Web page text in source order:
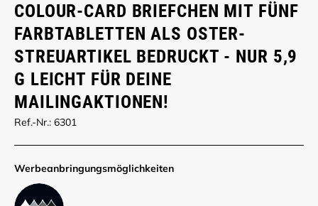
COLOUR-CARD BRIEFCHEN MIT FÜNF
FARBTABLETTEN ALS OSTER-
STREUARTIKEL BEDRUCKT - NUR 5,9
G LEICHT FÜR DEINE
MAILINGAKTIONEN!
Ref.-Nr.: 6301
Werbe­anbringungs­möglich­keiten